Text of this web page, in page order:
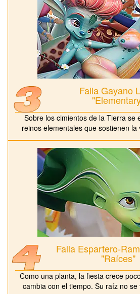
Falla Gayano
Sobre los cimientos de la Tierra se
reinos elementales que sostienen la
Falla Espartero-
"Raíces"
Como una planta, la fiesta crece
cambia con el tiempo. Su raíz no